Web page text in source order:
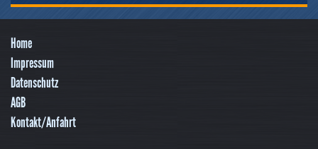
Home
Impressum
Datenschutz
AGB
Kontakt/Anfahrt